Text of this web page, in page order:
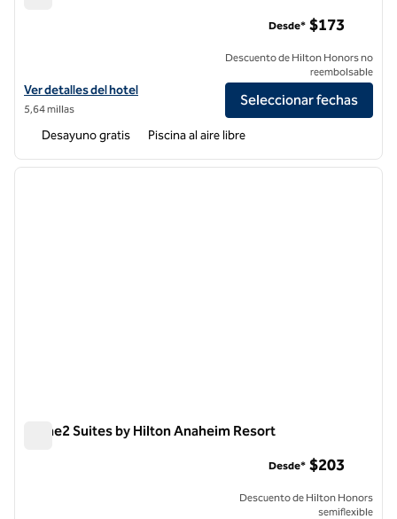
Ver detalles del hotel Homewood Suites by Hilton Long Beach
Ver detalles del hotel
5,64 millas
Desde* $173
Descuento de Hilton Honors no
reembolsable
Seleccionar fechas
Desayuno gratis Piscina al aire libre
1 de 12
Home2 Suites by Hilton Anaheim Resort
Desde* $203
Descuento de Hilton Honors
semiflexible